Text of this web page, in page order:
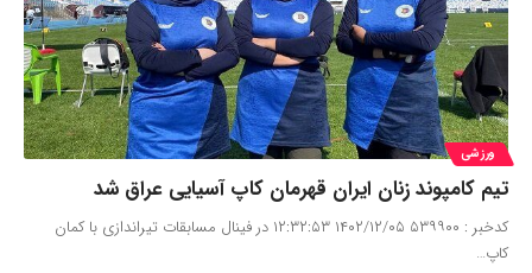
ورزشی
تیم کامپوند زنان ایران قهرمان کاپ آسیایی عراق شد
کدخبر : ۵۳۹۹۰۰ ۱۴۰۲/۱۲/۰۵ ۱۲:۳۲:۵۳ در فینال مسابقات تیراندازی با کمان
کاپ…